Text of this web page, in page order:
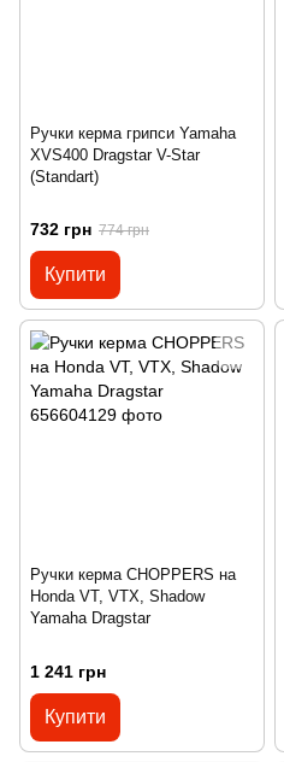
Ручки керма грипси Yamaha
XVS400 Dragstar V-Star
(Standart)
732 грн 774 грн
Купити
Ручки керма CHOPPERS на
Honda VT, VTX, Shadow
Yamaha Dragstar
1 241 грн
Купити